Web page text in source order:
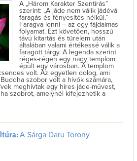
A „Három Karakter Szentírás”
szerint: „A jáde nem válik jádévá
faragás és fényesítés nélkül.”
Faragva lenni – az egy fájdalmas
folyamat. Ezt követően, hosszú
távú kitartás és türelem után
általában valami értékessé válik a
faragott tárgy. A legenda szerint
réges-régen egy nagy templom
épült egy városban. A templom
volt. Az egyetlen dolog, ami
szobor volt a hívők számára,
meghívtak egy híres jáde-művest,
szobrot, amelynél kifejezhetik a
A Sárga Daru Torony